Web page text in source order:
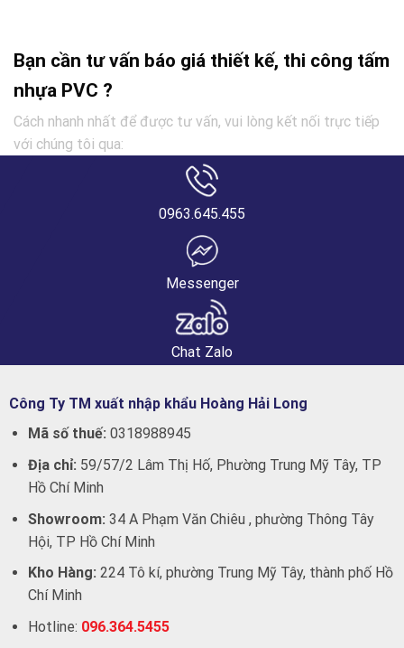
Bạn cần tư vấn báo giá thiết kế, thi công tấm
nhựa PVC ?
Cách nhanh nhất để được tư vấn, vui lòng kết nối trực tiếp
với chúng tôi qua:
0963.645.455
Messenger
Chat Zalo
Công Ty TM xuất nhập khẩu Hoàng Hải Long
Mã số thuế: 0318988945
Địa chỉ: 59/57/2 Lâm Thị Hố, Phường Trung Mỹ Tây, TP
Hồ Chí Minh
Showroom: 34 A Phạm Văn Chiêu , phường Thông Tây
Hội, TP Hồ Chí Minh
Kho Hàng: 224 Tô kí, phường Trung Mỹ Tây, thành phố Hồ
Chí Minh
Hotline: 096.364.5455